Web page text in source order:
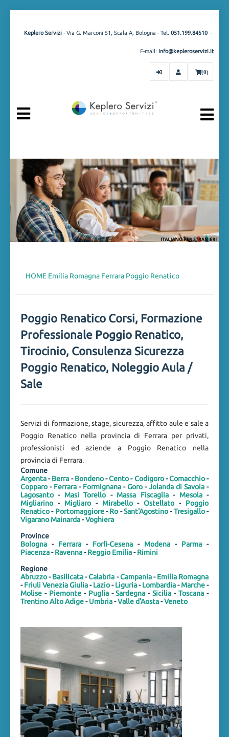
Keplero Servizi - Via G. Marconi 51, Scala A, Bologna - Tel. 051.199.84510 -
E-mail: info@kepleroservizi.it
(0)
HOME Emilia Romagna Ferrara Poggio Renatico
Poggio Renatico Corsi, Formazione
Professionale Poggio Renatico,
Tirocinio, Consulenza Sicurezza
Poggio Renatico, Noleggio Aula /
Sale
Servizi di formazione, stage, sicurezza, affitto aule e sale a
Poggio Renatico nella provincia di Ferrara per privati,
professionisti ed aziende a Poggio Renatico nella
provincia di Ferrara.
Comune
Argenta-Berra -Bondeno-Cento-Codigoro-Comacchio-
Copparo - Ferrara - Formignana -Goro -Jolanda di Savoia -
Lagosanto - Masi Torello - Massa Fiscaglia- Mesola-
Migliarino - Migliaro- Mirabello-Ostellato - Poggio
Renatico- Portomaggiore-Ro -Sant'Agostino-Tresigallo-
Vigarano Mainarda-Voghiera
Province
Bologna - Ferrara - Forlì-Cesena - Modena - Parma -
Piacenza-Ravenna-Reggio Emilia-Rimini
Regione
Abruzzo-Basilicata-Calabria -Campania-Emilia Romagna
-Friuli Venezia Giulia-Lazio-Liguria-Lombardia-Marche-
Molise - Piemonte- Puglia-Sardegna -Sicilia -Toscana -
Trentino Alto Adige-Umbria-Valle d'Aosta-Veneto